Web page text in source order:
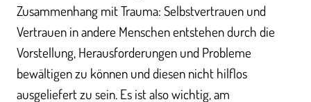
Zusammenhang mit Trauma: Selbstvertrauen und
Vertrauen in andere Menschen entstehen durch die
Vorstellung, Herausforderungen und Probleme
bewältigen zu können und diesen nicht hilflos
ausgeliefert zu sein. Es ist also wichtig, am